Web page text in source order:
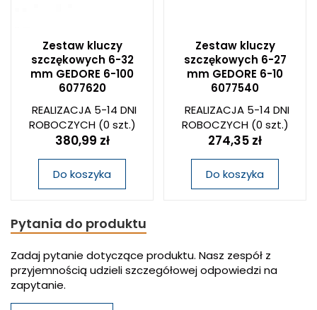
Zestaw kluczy
szczękowych 6-32
mm GEDORE 6-100
6077620
REALIZACJA 5-14 DNI
ROBOCZYCH(0 szt.)
380,99 zł
Do koszyka
Zestaw kluczy
szczękowych 6-27
mm GEDORE 6-10
6077540
REALIZACJA 5-14 DNI
ROBOCZYCH(0 szt.)
274,35 zł
Do koszyka
Pytania do produktu
Zadaj pytanie dotyczące produktu. Nasz zespół z
przyjemnością udzieli szczegółowej odpowiedzi na
zapytanie.